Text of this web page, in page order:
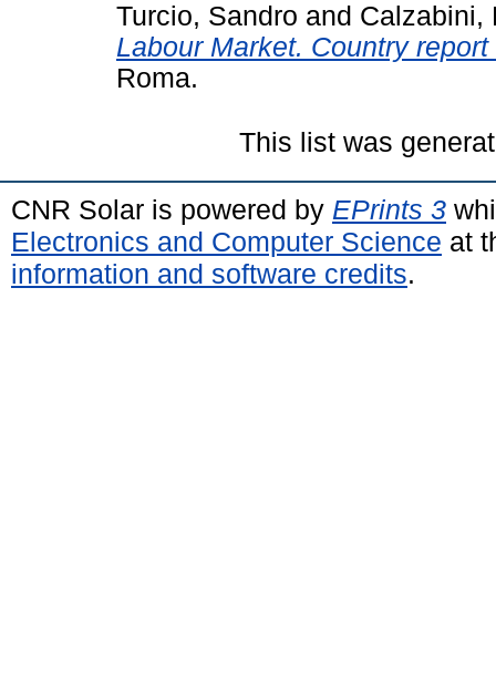
Turcio, Sandro and Calzabini,
Labour Market. Country report
Roma.
This list was
CNR Solar is powered by EPrints 3
Electronics and Computer Science at
information and software credits.